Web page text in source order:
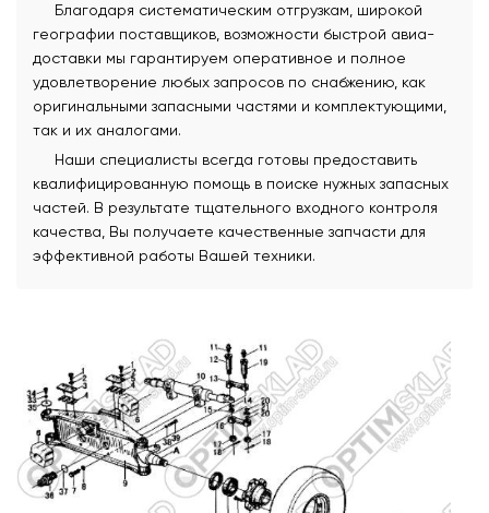
Благодаря систематическим отгрузкам, широкой
географии поставщиков, возможности быстрой авиа-
доставки мы гарантируем оперативное и полное
удовлетворение любых запросов по снабжению, как
оригинальными запасными частями и комплектующими,
так и их аналогами.
Наши специалисты всегда готовы предоставить
квалифицированную помощь в поиске нужных запасных
частей. В результате тщательного входного контроля
качества, Вы получаете качественные запчасти для
эффективной работы Вашей техники.